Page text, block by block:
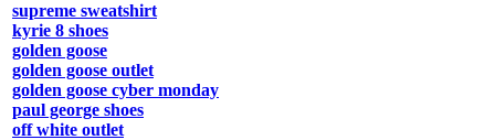
supreme sweatshirt
kyrie 8 shoes
golden goose
golden goose outlet
golden goose cyber monday
paul george shoes
off white outlet